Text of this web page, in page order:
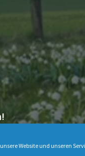
Website und unseren
immer auf